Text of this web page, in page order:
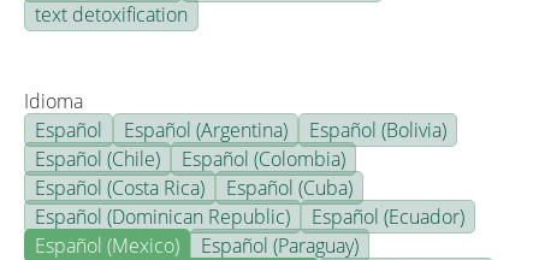
text detoxification
Idioma
Español
Español (Argentina)
Español (Bolivia)
Español (Chile)
Español (Colombia)
Español (Costa Rica)
Español (Cuba)
Español (Dominican Republic)
Español (Ecuador)
Español (Mexico)
Español (Paraguay)